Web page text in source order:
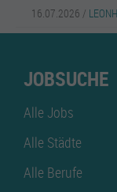
16.07.2026 /
JOBSUCHE
Alle Jobs
Alle Städte
Alle Berufe